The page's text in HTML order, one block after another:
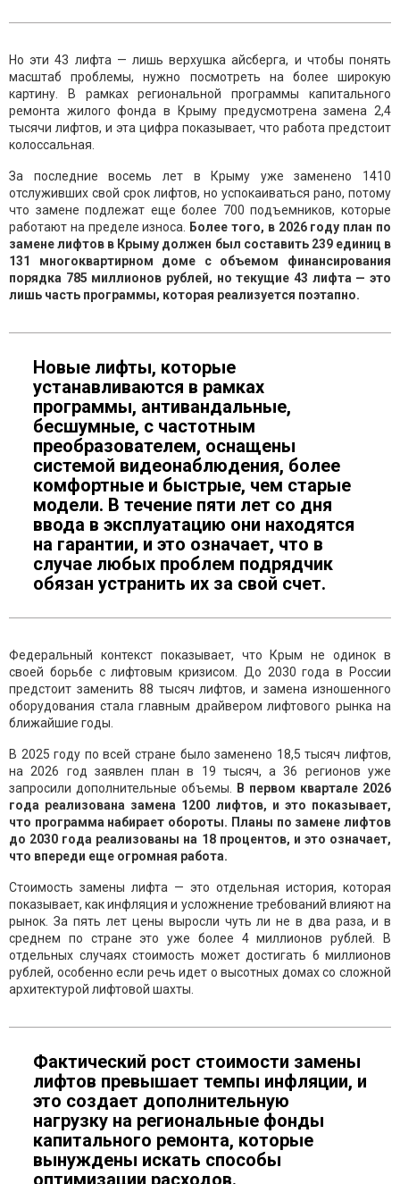
Но эти 43 лифта — лишь верхушка айсберга, и чтобы понять
масштаб проблемы, нужно посмотреть на более широкую
картину. В рамках региональной программы капитального
ремонта жилого фонда в Крыму предусмотрена замена 2,4
тысячи лифтов, и эта цифра показывает, что работа предстоит
колоссальная.
За последние восемь лет в Крыму уже заменено 1410
отслуживших свой срок лифтов, но успокаиваться рано, потому
что замене подлежат еще более 700 подъемников, которые
работают на пределе износа.
Более того, в 2026 году план по
замене лифтов в Крыму должен был составить 239 единиц в
131 многоквартирном доме с объемом финансирования
порядка 785 миллионов рублей, но текущие 43 лифта — это
лишь часть программы, которая реализуется поэтапно.
Новые лифты, которые
устанавливаются в рамках
программы, антивандальные,
бесшумные, с частотным
преобразователем, оснащены
системой видеонаблюдения, более
комфортные и быстрые, чем старые
модели. В течение пяти лет со дня
ввода в эксплуатацию они находятся
на гарантии, и это означает, что в
случае любых проблем подрядчик
обязан устранить их за свой счет.
Федеральный контекст показывает, что Крым не одинок в
своей борьбе с лифтовым кризисом. До 2030 года в России
предстоит заменить 88 тысяч лифтов, и замена изношенного
оборудования стала главным драйвером лифтового рынка на
ближайшие годы.
В 2025 году по всей стране было заменено 18,5 тысяч лифтов,
на 2026 год заявлен план в 19 тысяч, а 36 регионов уже
запросили дополнительные объемы.
В первом квартале 2026
года реализована замена 1200 лифтов, и это показывает,
что программа набирает обороты. Планы по замене лифтов
до 2030 года реализованы на 18 процентов, и это означает,
что впереди еще огромная работа.
Стоимость замены лифта — это отдельная история, которая
показывает, как инфляция и усложнение требований влияют на
рынок. За пять лет цены выросли чуть ли не в два раза, и в
среднем по стране это уже более 4 миллионов рублей. В
отдельных случаях стоимость может достигать 6 миллионов
рублей, особенно если речь идет о высотных домах со сложной
архитектурой лифтовой шахты.
Фактический рост стоимости замены
лифтов превышает темпы инфляции, и
это создает дополнительную
нагрузку на региональные фонды
капитального ремонта, которые
вынуждены искать способы
оптимизации расходов.